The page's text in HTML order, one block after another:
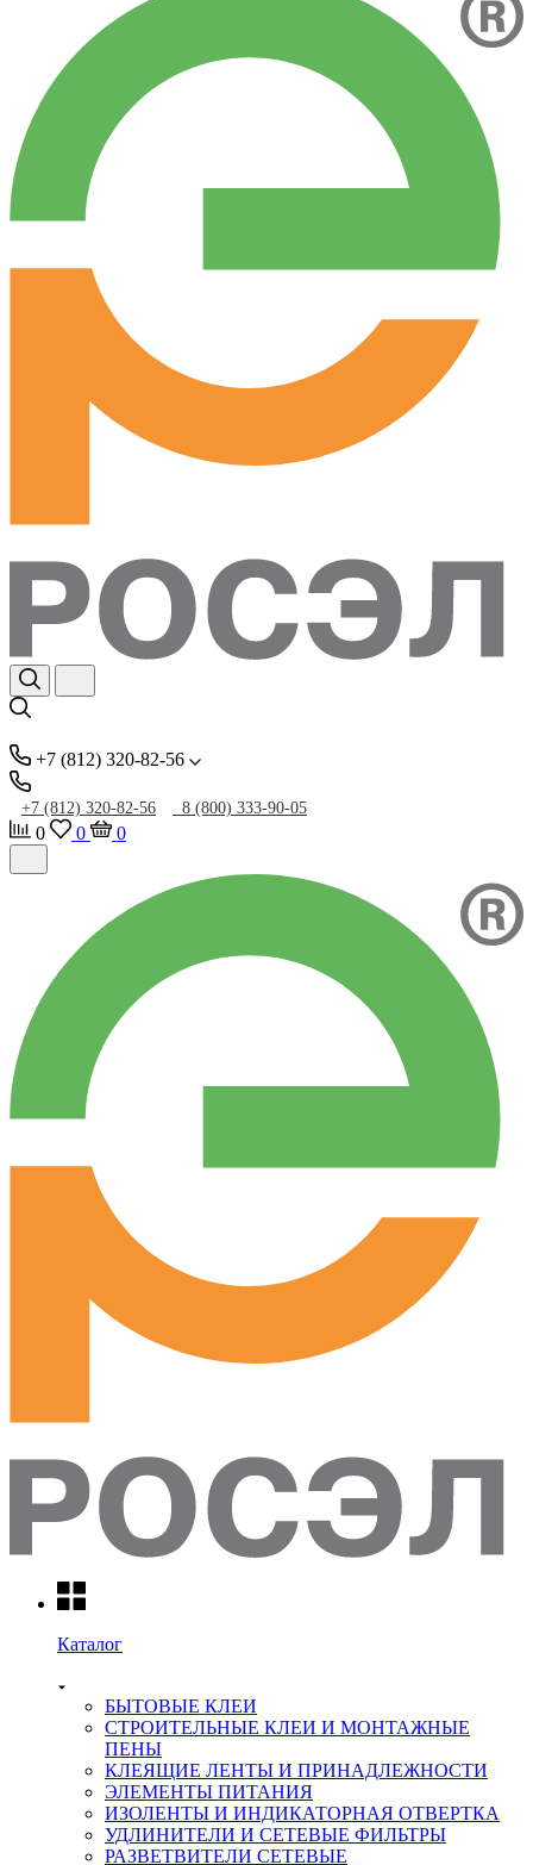
+7 (812) 320-82-56
+7 (812) 320-82-56 8 (800) 333-90-05
0 0 0
Каталог
БЫТОВЫЕ КЛЕИ
СТРОИТЕЛЬНЫЕ КЛЕИ И МОНТАЖНЫЕ
ПЕНЫ
КЛЕЯЩИЕ ЛЕНТЫ И ПРИНАДЛЕЖНОСТИ
ЭЛЕМЕНТЫ ПИТАНИЯ
ИЗОЛЕНТЫ И ИНДИКАТОРНАЯ ОТВЕРТКА
УДЛИНИТЕЛИ И СЕТЕВЫЕ ФИЛЬТРЫ
РАЗВЕТВИТЕЛИ СЕТЕВЫЕ